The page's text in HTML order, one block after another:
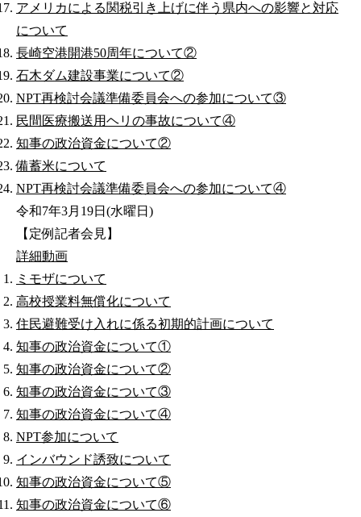
アメリカによる関税引き上げに伴う県内への影響と対応
について
長崎空港開港50周年について②
石木ダム建設事業について②
NPT再検討会議準備委員会への参加について③
民間医療搬送用ヘリの事故について④
知事の政治資金について②
備蓄米について
NPT再検討会議準備委員会への参加について④
令和7年3月19日(水曜日)
【定例記者会見】
詳細動画
ミモザについて
高校授業料無償化について
住民避難受け入れに係る初期的計画について
知事の政治資金について①
知事の政治資金について②
知事の政治資金について③
知事の政治資金について④
NPT参加について
インバウンド誘致について
知事の政治資金について⑤
知事の政治資金について⑥